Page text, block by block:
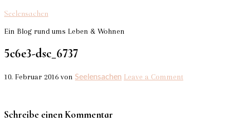
Seelensachen
Ein Blog rund ums Leben & Wohnen
5c6e3-dsc_6737
10. Februar 2016 von Seelensachen Leave a Comment
Schreibe einen Kommentar